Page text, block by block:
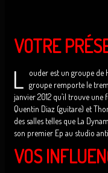
VOTRE
L ouder est un groupe de
groupe remporte le
janvier 2012 qu’il trouve une
Quentin Diaz (guitare) et
des salles telles que La
son premier Ep au studio
VOS